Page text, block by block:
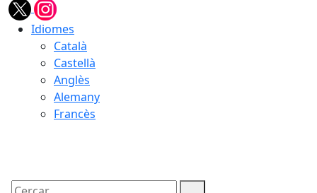
Idiomes
Català
Castellà
Anglès
Alemany
Francès